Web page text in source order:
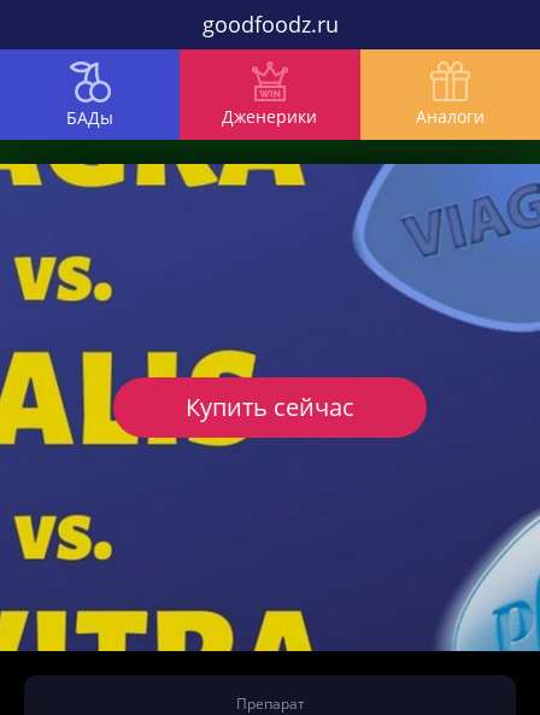
goodfoodz.ru
БАДы Дженерики Аналоги
Препарат
Купить сейчас